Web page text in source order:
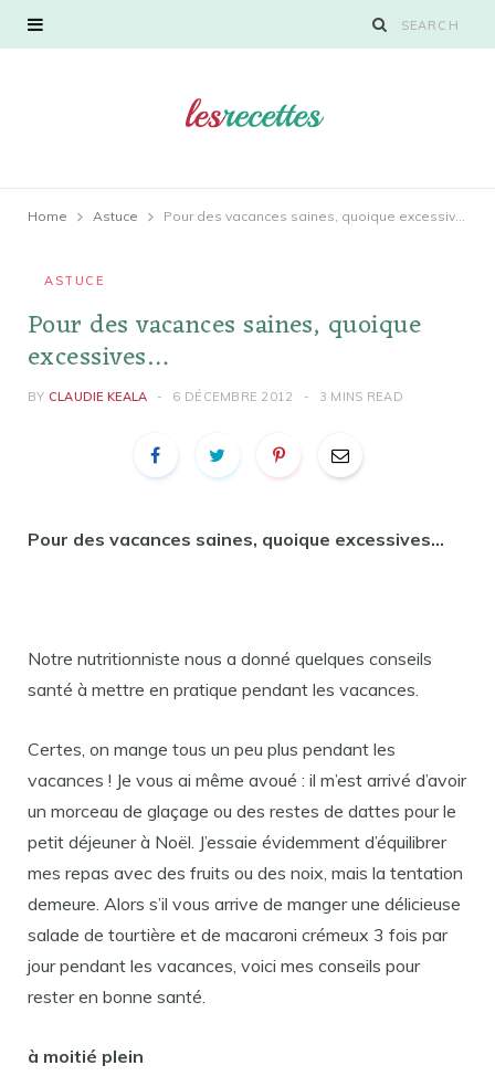
Home Astuce Pour des vacances saines, quoique excessives…
ASTUCE
Pour des vacances saines, quoique
excessives…
BY CLAUDIE KEALA 6 DÉCEMBRE 2012 3 MINS READ
Pour des vacances saines, quoique excessives…
Notre nutritionniste nous a donné quelques conseils
santé à mettre en pratique pendant les vacances.
Certes, on mange tous un peu plus pendant les
vacances ! Je vous ai même avoué : il m’est arrivé d’avoir
un morceau de glaçage ou des restes de dattes pour le
petit déjeuner à Noël. J’essaie évidemment d’équilibrer
mes repas avec des fruits ou des noix, mais la tentation
demeure. Alors s’il vous arrive de manger une délicieuse
salade de tourtière et de macaroni crémeux 3 fois par
jour pendant les vacances, voici mes conseils pour
rester en bonne santé.
à moitié plein